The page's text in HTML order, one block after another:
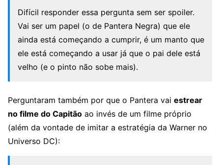
Difícil responder essa pergunta sem ser spoiler.
Vai ser um papel (o de Pantera Negra) que ele
ainda está começando a cumprir, é um manto que
ele está começando a usar já que o pai dele está
velho (e o pinto não sobe mais).
Perguntaram também por que o Pantera vai estrear
no filme do Capitão ao invés de um filme próprio
(além da vontade de imitar a estratégia da Warner no
Universo DC):